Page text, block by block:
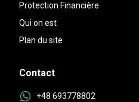
Protection Financière
Qui on est
Plan du site
Contact
+48 693778802